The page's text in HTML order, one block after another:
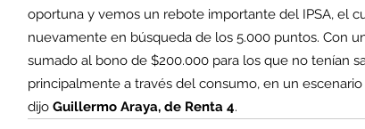
Comunicado
Abril-Junio
oportuna y vemos un rebote importante del IPSA, el
nuevamente en búsqueda de los 5.000 puntos. Con
sumado al bono de $200.000 para los que no tenían
principalmente a través del consumo, en un
dijo Guillermo Araya, de Renta 4.